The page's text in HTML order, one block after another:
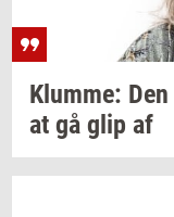
Klum­me: Den
at gå glip af